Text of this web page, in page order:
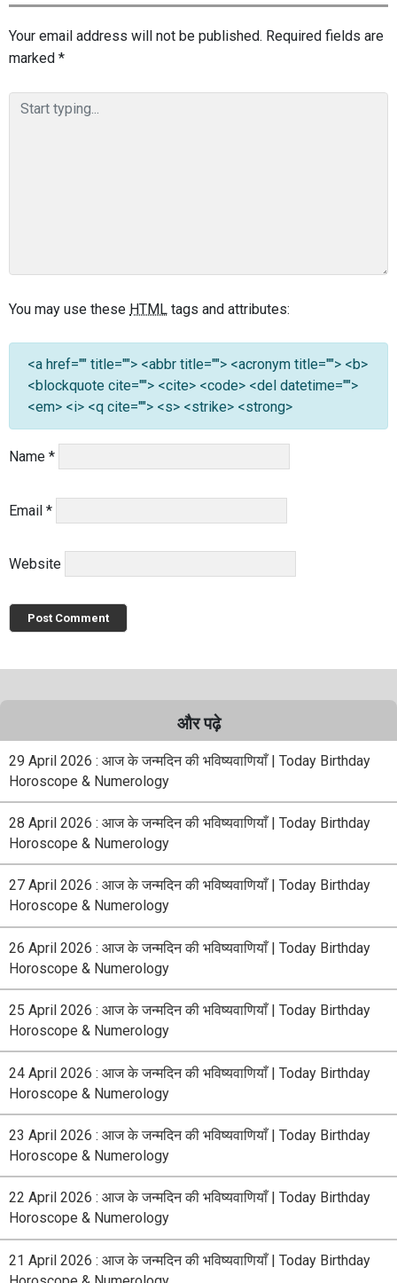
Your email address will not be published. Required fields are
marked *
You may use these HTML tags and attributes:
<a href="" title=""> <abbr title=""> <acronym title=""> <b>
<blockquote cite=""> <cite> <code> <del datetime="">
<em> <i> <q cite=""> <s> <strike> <strong>
Name *
Email *
Website
और पढ़े
29 April 2026 : आज के जन्मदिन की भविष्यवाणियाँ | Today Birthday
Horoscope & Numerology
28 April 2026 : आज के जन्मदिन की भविष्यवाणियाँ | Today Birthday
Horoscope & Numerology
27 April 2026 : आज के जन्मदिन की भविष्यवाणियाँ | Today Birthday
Horoscope & Numerology
26 April 2026 : आज के जन्मदिन की भविष्यवाणियाँ | Today Birthday
Horoscope & Numerology
25 April 2026 : आज के जन्मदिन की भविष्यवाणियाँ | Today Birthday
Horoscope & Numerology
24 April 2026 : आज के जन्मदिन की भविष्यवाणियाँ | Today Birthday
Horoscope & Numerology
23 April 2026 : आज के जन्मदिन की भविष्यवाणियाँ | Today Birthday
Horoscope & Numerology
22 April 2026 : आज के जन्मदिन की भविष्यवाणियाँ | Today Birthday
Horoscope & Numerology
21 April 2026 : आज के जन्मदिन की भविष्यवाणियाँ | Today Birthday